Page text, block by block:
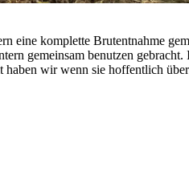
komplette Brutentnahme
gemeinsam benutzen
wir wenn sie hoffentlich